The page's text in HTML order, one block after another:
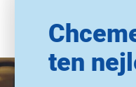
ten